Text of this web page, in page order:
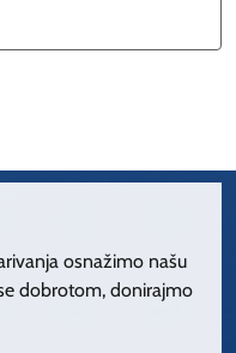
osnažimo našu
dobrotom, donirajmo